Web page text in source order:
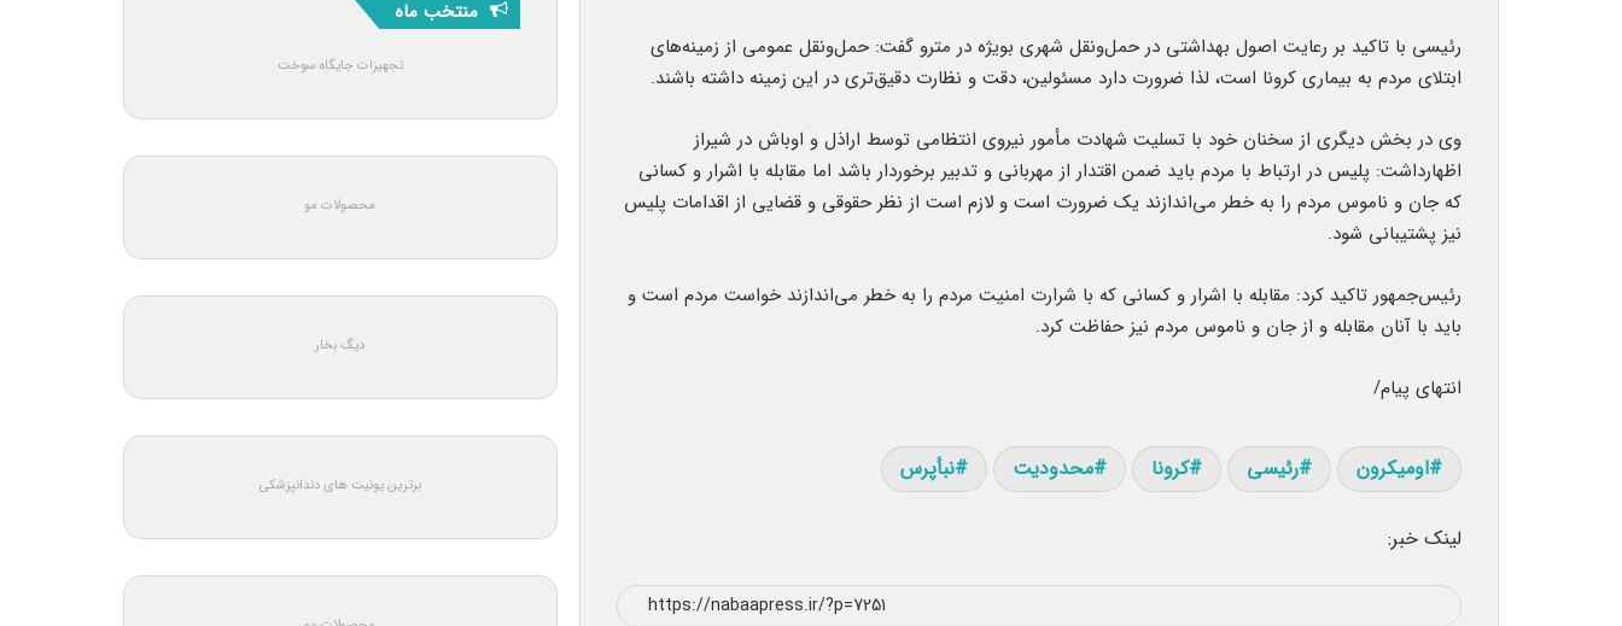
رئیسی با تاکید بر رعایت اصول بهداشتی در حمل‌و‌نقل شهری بویژه در مترو گفت: حمل‌و‌نقل عمومی از زمینه‌های
ابتلای مردم به بیماری کرونا است، لذا ضرورت دارد مسئولین، دقت و نظارت دقیق‌تری در این زمینه داشته باشند.
وی در بخش دیگری از سخنان خود با تسلیت شهادت مأمور نیروی انتظامی توسط اراذل و اوباش در شیراز
اظهارداشت: پلیس در ارتباط با مردم باید ضمن اقتدار از مهربانی و تدبیر برخوردار باشد اما مقابله با اشرار و کسانی
که جان و ناموس مردم را به خطر می‌اندازند یک ضرورت است و لازم است از نظر حقوقی و قضایی از اقدامات پلیس
نیز پشتیبانی شود.
رئیس‌جمهور تاکید کرد: مقابله با اشرار و کسانی که با شرارت امنیت مردم را به خطر می‌اندازند خواست مردم است و
باید با آنان مقابله و از جان و ناموس مردم نیز حفاظت کرد.
انتهای پیام/
اومیکرون رئیسی کرونا محدودیت نبأپرس
لینک خبر:
منتخب ماه
تجهیزات جایگاه سوخت
محصولات مو
دیگ بخار
برترین یونیت های دندانپزشکی